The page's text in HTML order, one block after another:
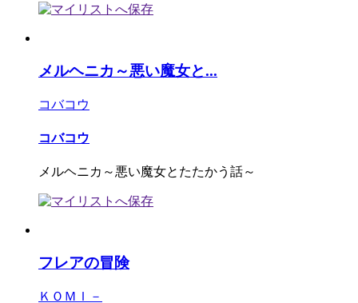
メルヘニカ～悪い魔女と...
コバコウ
コバコウ
メルヘニカ～悪い魔女とたたかう話～
フレアの冒険
ＫＯＭＩ－